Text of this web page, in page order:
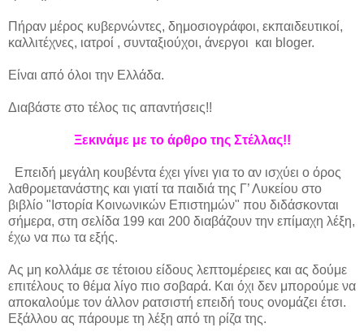
Πήραν μέρος κυβερνώντες, δημοσιογράφοι, εκπαιδευτικοί,
καλλιτέχνες, ιατροί , συνταξιούχοι, άνεργοι και bloger.
Είναι από όλοι την Ελλάδα.
Διαβάστε στο τέλος τις απαντήσεις!!
Ξεκινάμε με το άρθρο της Στέλλας!!
Επειδή μεγάλη κουβέντα έχει γίνει για το αν ισχύει ο όρος
λαθρομετανάστης και γιατί τα παιδιά της Γ’ Λυκείου στο
βιβλίο "Ιστορία Κοινωνικών Επιστημών" που διδάσκονται
σήμερα, στη σελίδα 199 και 200 διαβάζουν την επίμαχη λέξη,
έχω να πω τα εξής.
Ας μη κολλάμε σε τέτοιου είδους λεπτομέρειες και ας δούμε
επιτέλους το θέμα λίγο πιο σοβαρά. Και όχι δεν μπορούμε να
αποκαλούμε τον άλλον ρατσιστή επειδή τους ονομάζει έτσι.
Εξάλλου ας πάρουμε τη λέξη από τη ρίζα της.